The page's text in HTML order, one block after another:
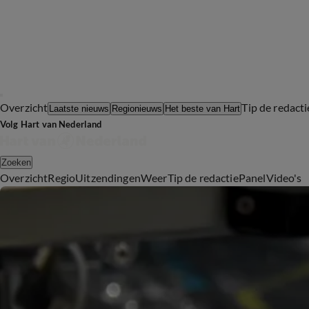
Overzicht Laatste nieuws Regionieuws Het beste van HartTip de
Volg Hart van Nederland
Zoeken
OverzichtRegioUitzendingenWeerTip de redactiePanelVideo's